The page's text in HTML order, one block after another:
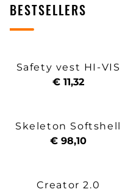
BESTSELLERS
Safety vest HI-VIS
€ 11,32
Skeleton Softshell
€ 98,10
Creator 2.0